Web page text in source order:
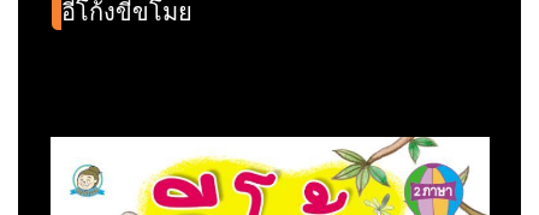
อีโก้งขี้ขโมย